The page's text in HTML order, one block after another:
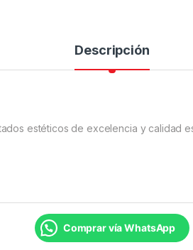
Descripción
estéticos de excelencia y calidad
Comprar vía WhatsApp